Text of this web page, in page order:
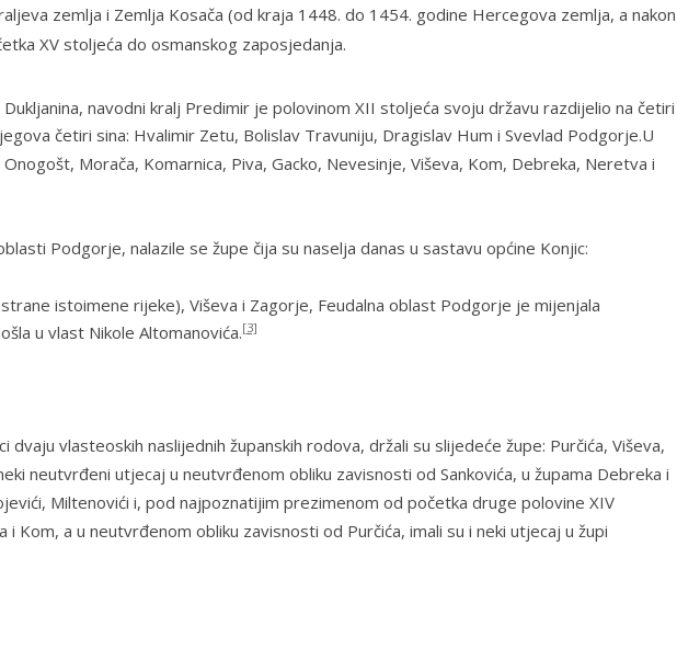
zemlja i Zemlja Kosača (od kraja 1448. do 1454. godine Hercegova zemlja, a nakon
XV stoljeća do osmanskog zaposjedanja.
navodni kralj Predimir je polovinom XII stoljeća svoju državu razdijelio na četiri
četiri sina: Hvalimir Zetu, Bolislav Travuniju, Dragislav Hum i Svevlad Podgorje.U
Onogošt, Morača, Komarnica, Piva, Gacko, Nevesinje, Viševa, Kom, Debreka, Neretva i
Podgorje, nalazile se župe čija su naselja danas u sastavu općine Konjic:
istoimene rijeke), Viševa i Zagorje, Feudalna oblast Podgorje je mijenjala
u vlast Nikole Altomanovića.[3]
dvaju vlasteoskih naslijednih županskih rodova, držali su slijedeće župe: Purčića, Viševa,
neutvrđeni utjecaj u neutvrđenom obliku zavisnosti od Sankovića, u župama Debreka i
Miltenovići i, pod najpoznatijim prezimenom od početka druge polovine XIV
i Kom, a u neutvrđenom obliku zavisnosti od Purčića, imali su i neki utjecaj u župi